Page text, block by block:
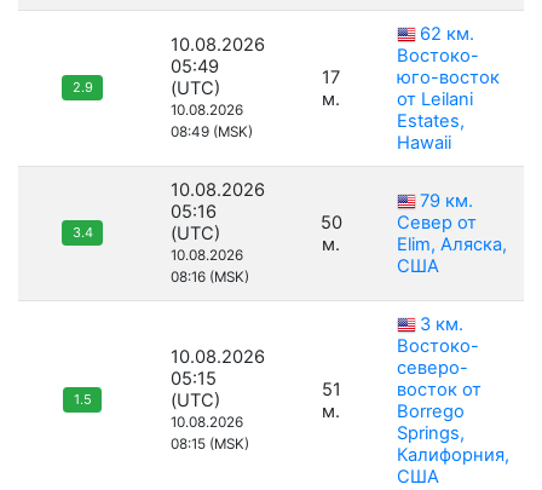
2.9
10.08.2026
05:49
(UTC)
10.08.2026
08:49 (MSK)
17
м.
62 км.
Востоко-
юго-восток
от Leilani
Estates,
Hawaii
3.4
10.08.2026
05:16
(UTC)
10.08.2026
08:16 (MSK)
50
м.
79 км.
Север от
Elim, Аляска,
США
1.5
10.08.2026
05:15
(UTC)
10.08.2026
08:15 (MSK)
51
м.
3 км.
Востоко-
северо-
восток от
Borrego
Springs,
Калифорния,
США